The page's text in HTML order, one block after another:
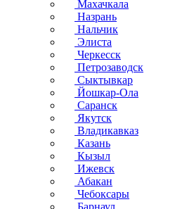
Махачкала
Назрань
Нальчик
Элиста
Черкесск
Петрозаводск
Сыктывкар
Йошкар-Ола
Саранск
Якутск
Владикавказ
Казань
Кызыл
Ижевск
Абакан
Чебоксары
Барнаул